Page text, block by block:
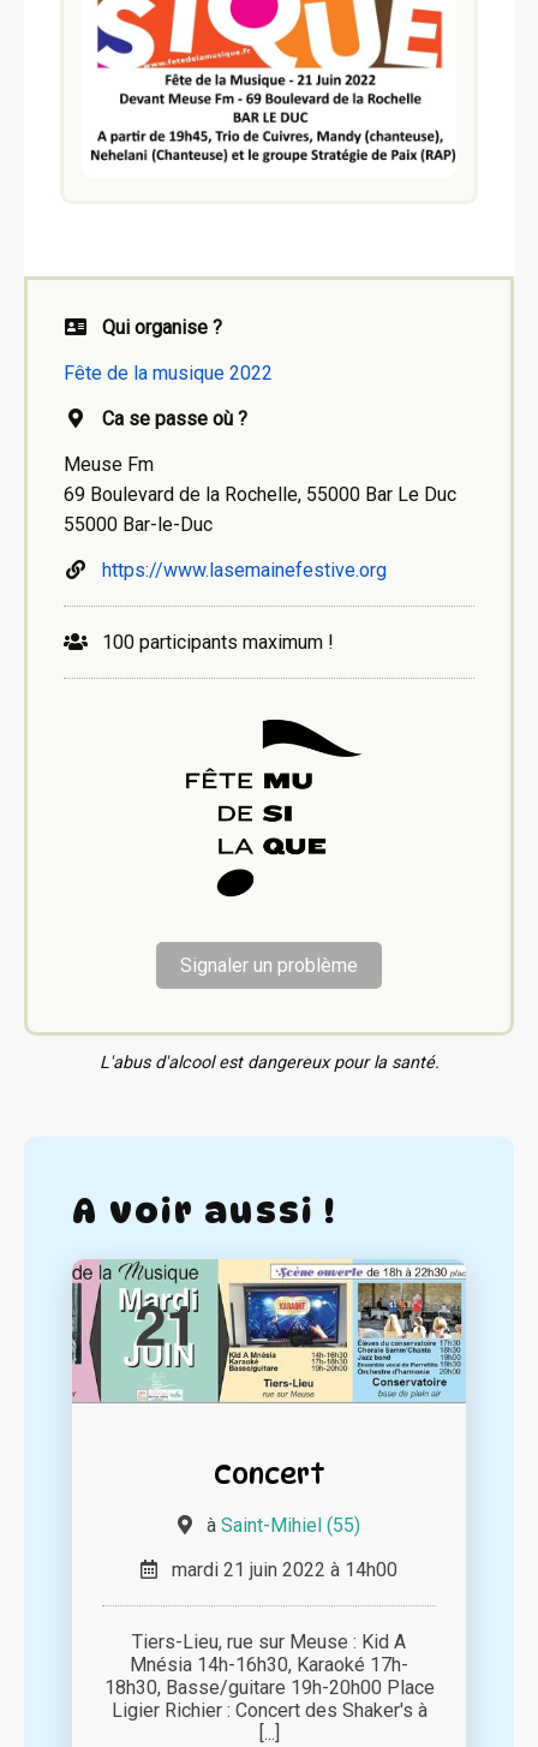
Qui organise ?
Fête de la musique 2022
Ca se passe où ?
Meuse Fm
69 Boulevard de la Rochelle, 55000 Bar Le Duc
55000 Bar-le-Duc
https://www.lasemainefestive.org
100 participants maximum !
Signaler un problème
L'abus d'alcool est dangereux pour la santé.
A voir aussi !
Concert
à Saint-Mihiel (55)
mardi 21 juin 2022 à 14h00
Tiers-Lieu, rue sur Meuse : Kid A
Mnésia 14h-16h30, Karaoké 17h-
18h30, Basse/guitare 19h-20h00 Place
Ligier Richier : Concert des Shaker's à
[...]